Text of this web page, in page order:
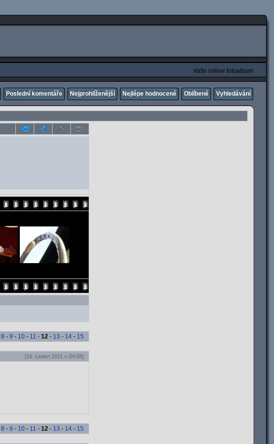
Vaše online fotoalbum
Poslední komentáře Nejprohlíženější Nejlépe hodnocené Oblíbené Vyhledávání
8 - 9 - 10 - 11 - 12 - 13 - 14 - 15
[16. Leden 2011 v 04:08]
8 - 9 - 10 - 11 - 12 - 13 - 14 - 15